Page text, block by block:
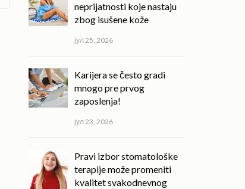
neprijatnosti koje nastaju
zbog isušene kože
јул 25, 2026
Karijera se često gradi
mnogo pre prvog
zaposlenja!
јул 23, 2026
Pravi izbor stomatološke
terapije može promeniti
kvalitet svakodnevnog